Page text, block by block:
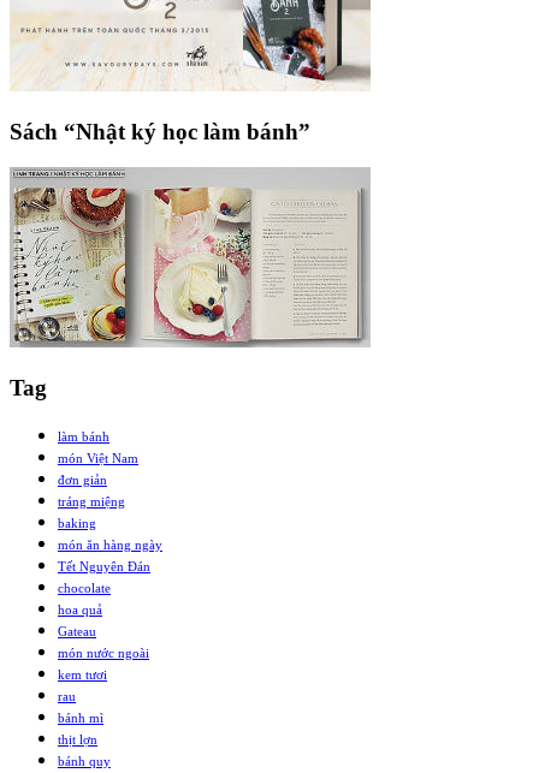
Sách “Nhật ký học làm bánh”
Tag
làm bánh
món Việt Nam
đơn giản
tráng miệng
baking
món ăn hàng ngày
Tết Nguyên Đán
chocolate
hoa quả
Gateau
món nước ngoài
kem tươi
rau
bánh mì
thịt lợn
bánh quy